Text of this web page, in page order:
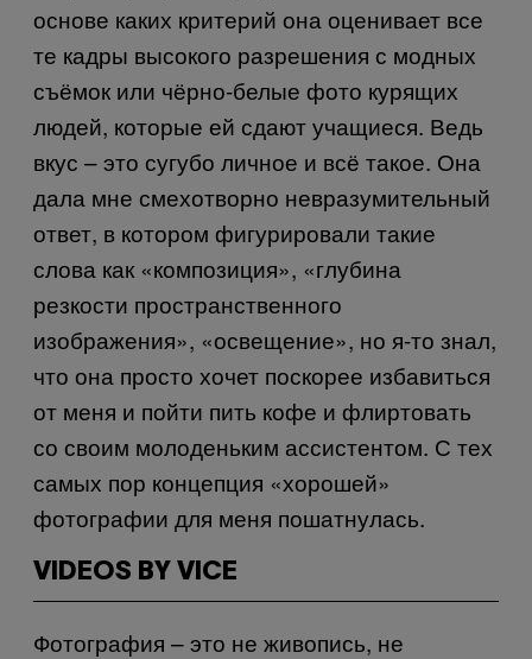
основе каких критерий она оценивает все
те кадры высокого разрешения с модных
съёмок или чёрно-белые фото курящих
людей, которые ей сдают учащиеся. Ведь
вкус – это сугубо личное и всё такое. Она
дала мне смехотворно невразумительный
ответ, в котором фигурировали такие
слова как «композиция», «глубина
резкости пространственного
изображения», «освещение», но я-то знал,
что она просто хочет поскорее избавиться
от меня и пойти пить кофе и флиртовать
со своим молоденьким ассистентом. С тех
самых пор концепция «хорошей»
фотографии для меня пошатнулась.
VIDEOS BY VICE
Фотография – это не живопись, не